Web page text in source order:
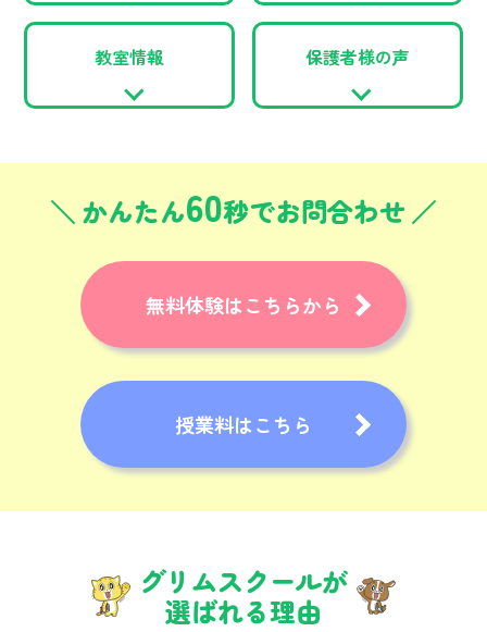
教室情報 保護者様の声
かんたん60秒でお問合わせ
無料体験はこちらから
授業料はこちら
グリムスクールが
選ばれる理由